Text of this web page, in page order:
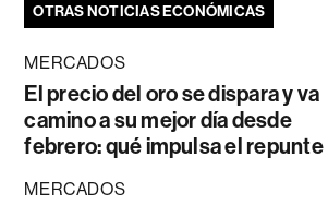
OTRAS NOTICIAS ECONÓMICAS
MERCADOS
El precio del oro se dispara y va
camino a su mejor día desde
febrero: qué impulsa el repunte
MERCADOS